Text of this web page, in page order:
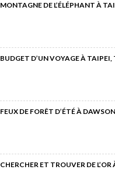
MONTAGNE DE L’ÉLÉPHANT À
BUDGET D’UN VOYAGE À
FEUX DE FORÊT D’ÉTÉ À
CHERCHER ET TROUVER DE